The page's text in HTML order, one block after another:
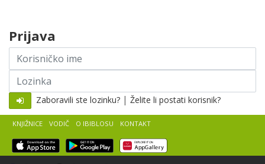
KNJIŽNICE VODIČ O IBIBLOSU KONTAKT
Prijava
Korisničko
ime
Lozinka
Zaboravili ste lozinku? | Želite li postati korisnik?